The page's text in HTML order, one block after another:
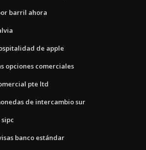
barril ahora
de apple
opciones comerciales
pte ltd
de intercambio sur
banco estándar